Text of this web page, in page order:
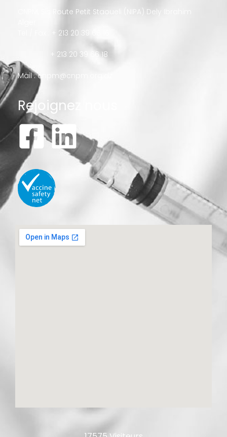
CNPM, Sis Route Petit Staoueli (NIPA) Dely Ibrahim
Tel / Fax : + 213 20 39 66 16
+ 213 20 39 66 18
Mail :cnpm@cnpm.org.dz
Rejoignez nous